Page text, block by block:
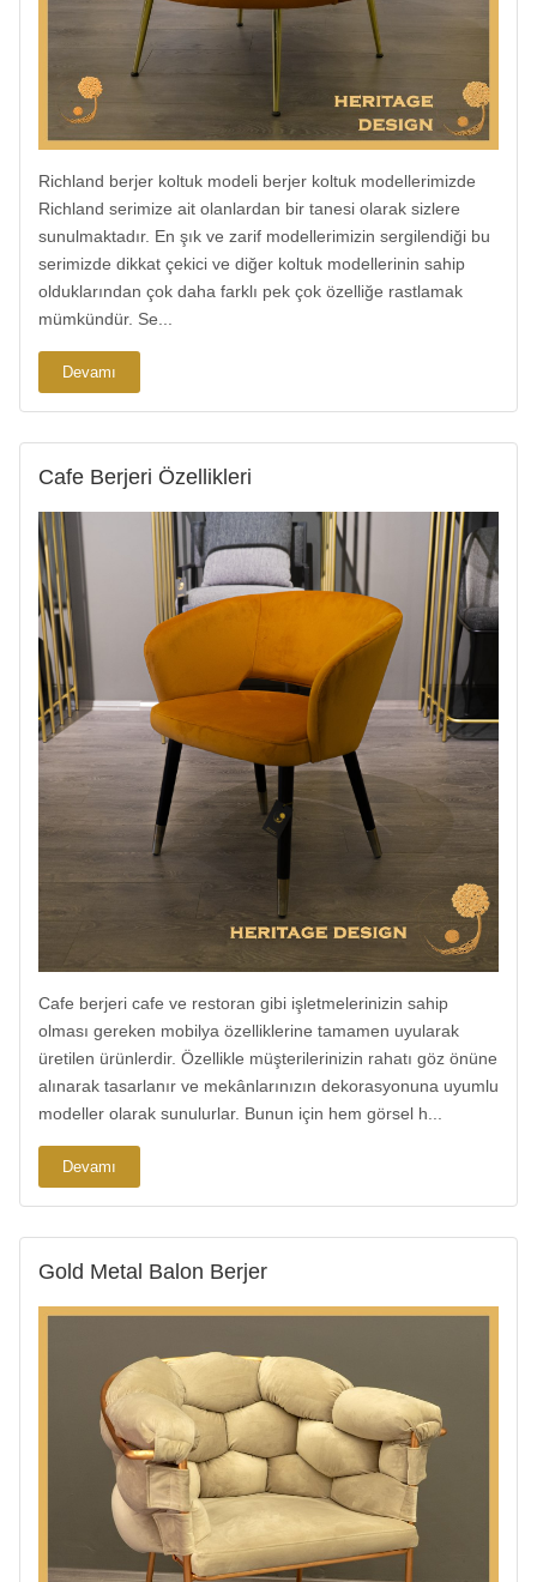
Richland berjer koltuk modeli berjer koltuk modellerimizde
Richland serimize ait olanlardan bir tanesi olarak sizlere
sunulmaktadır. En şık ve zarif modellerimizin sergilendiği bu
serimizde dikkat çekici ve diğer koltuk modellerinin sahip
olduklarından çok daha farklı pek çok özelliğe rastlamak
mümkündür. Se...
Devamı
Cafe Berjeri Özellikleri
Cafe berjeri cafe ve restoran gibi işletmelerinizin sahip
olması gereken mobilya özelliklerine tamamen uyularak
üretilen ürünlerdir. Özellikle müşterilerinizin rahatı göz önüne
alınarak tasarlanır ve mekânlarınızın dekorasyonuna uyumlu
modeller olarak sunulurlar. Bunun için hem görsel h...
Devamı
Gold Metal Balon Berjer